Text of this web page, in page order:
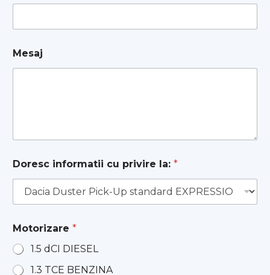
Mesaj
Doresc informatii cu privire la: *
Motorizare *
1.5 dCI DIESEL
1.3 TCE BENZINA